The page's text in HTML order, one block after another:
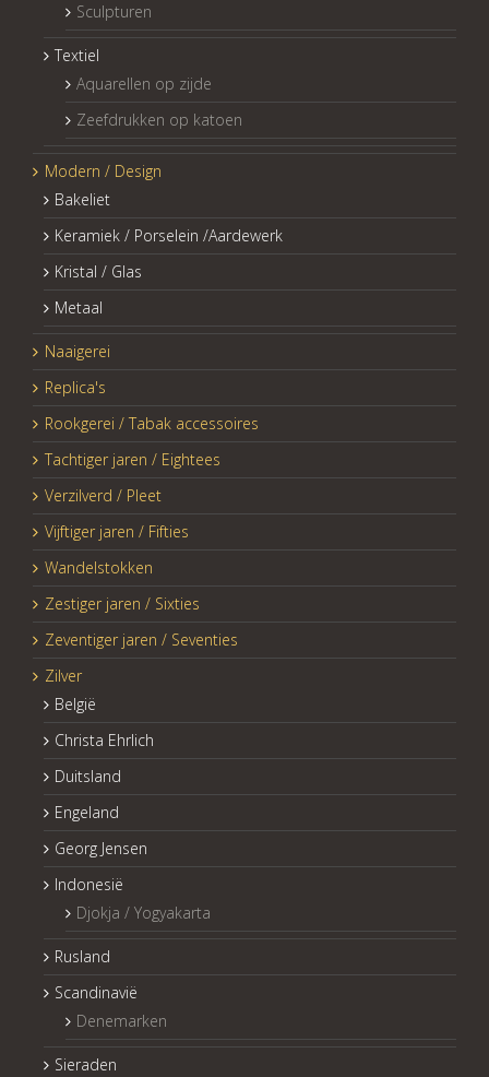
Sculpturen
Textiel
Aquarellen op zijde
Zeefdrukken op katoen
Modern / Design
Bakeliet
Keramiek / Porselein /Aardewerk
Kristal / Glas
Metaal
Naaigerei
Replica's
Rookgerei / Tabak accessoires
Tachtiger jaren / Eightees
Verzilverd / Pleet
Vijftiger jaren / Fifties
Wandelstokken
Zestiger jaren / Sixties
Zeventiger jaren / Seventies
Zilver
België
Christa Ehrlich
Duitsland
Engeland
Georg Jensen
Indonesië
Djokja / Yogyakarta
Rusland
Scandinavië
Denemarken
Sieraden